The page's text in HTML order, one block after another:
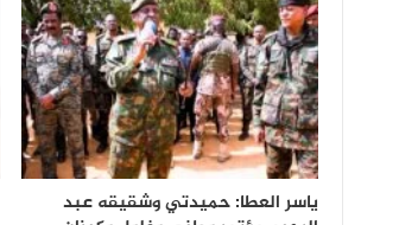
ياسر العطا: حميدتي وشقيقه عبد